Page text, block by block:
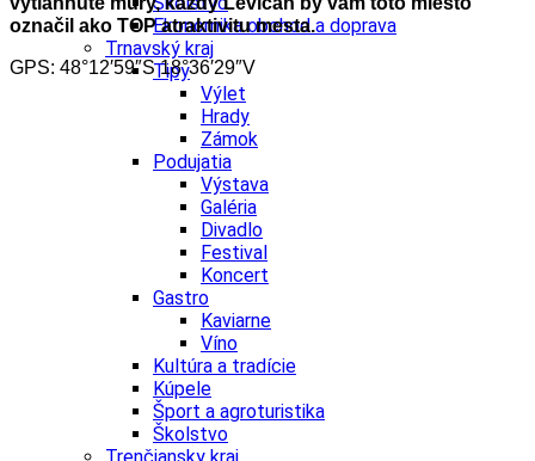
Ekonomika obchod a doprava
Trnavský kraj
Tipy
Výlet
Hrady
Zámok
Podujatia
Výstava
Galéria
Divadlo
Festival
Koncert
Gastro
Kaviarne
Víno
Kultúra a tradície
Kúpele
Šport a agroturistika
Školstvo
označil ako TOP atraktivitu mesta.
GPS: 48°12′59″S 18°36′29″V